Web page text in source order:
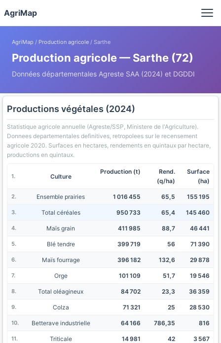
AgriMap
AgriMap / Production agricole / Sarthe
Production agricole — Sarthe (72)
Données départementales Agreste SAA (2024) et DGDDI
Productions végétales (2024)
Statistique agricole annuelle (Agreste/SSP, Ministere de l'Agriculture).
Donnees departementales definitives, retropolees sur le recensement
agricole 2020. Surfaces en hectares, rendements en quintaux par hectare,
productions en quintaux.
Culture
Production (t)
Rend.
(q/ha)
Surface
(ha)
Ensemble prairies 1 016 455 65,5 155 195
Total céréales 950 733 65,4 145 460
Maïs grain 411 985 88,7 46 441
Blé tendre 399 719 56 71 390
Maïs fourrage 396 182 132,6 29 878
Orge 101 109 51,7 19 546
Total oléagineux 84 702 23,3 36 359
Colza 71 321 25 28 530
Betterave industrielle 64 166 786,35 816
Triticale 14 981 42 3 567